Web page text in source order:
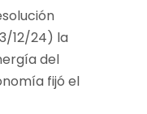
12/24) la
del
fijó el